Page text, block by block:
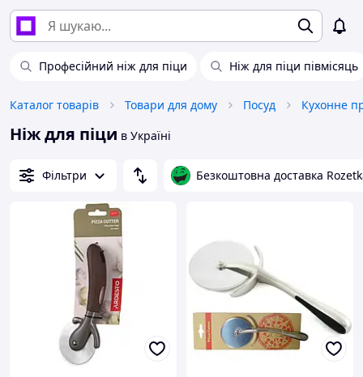
Професійний ніж для піци Ніж для піци півмісяць
Каталог товарів Товари для дому Посуд Кухонне
Ніж для піци в Україні
Фільтри Безкоштовна доставка